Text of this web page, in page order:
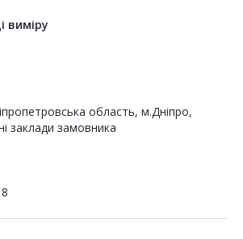
виміру
область, м.Дніпро,
заклади замовника